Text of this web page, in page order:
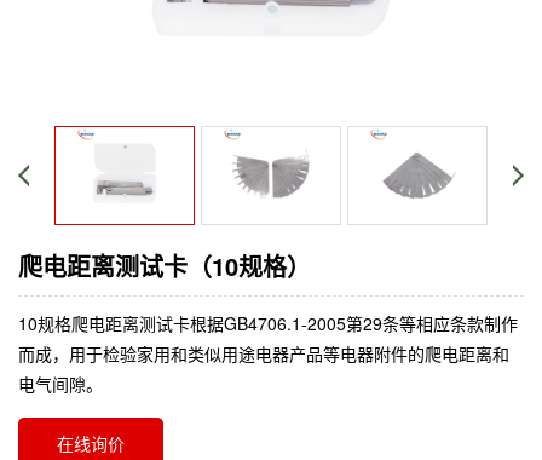
爬电距离测试卡（10规格）
10规格爬电距离测试卡根据GB4706.1-2005第29条等相应条款制作
而成，用于检验家用和类似用途电器产品等电器附件的爬电距离和
电气间隙。
在线询价